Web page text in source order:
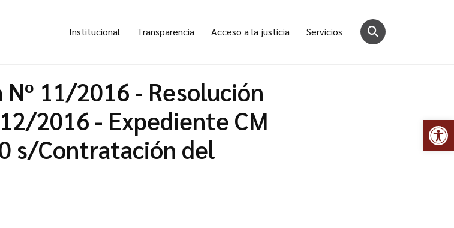
Institucional Transparencia Acceso a la justicia Servicios
11/2016 - Resolución
12/2016 - Expediente CM
s/Contratación del